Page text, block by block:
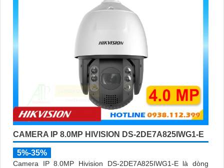
CAMERA IP 8.0MP HIVISION DS-2DE7A825IWG1-E
5%-35%
Camera IP 8.0MP Hivision DS-2DE7A825IWG1-E là dòng